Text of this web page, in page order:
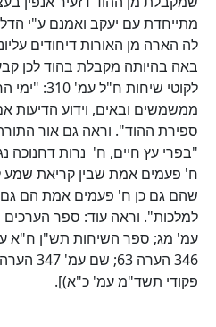
מתייחדת עם יעקב ואמנם ע"י
לה הארה מן האורות דיחודים
באה בהיותה מקבלת בהוד לכן
לקוטי
ממשמשים ובאים, וידוע הדיעות
ספירת ההוד". וראה גם אור
"בפרי עץ חיים, ח' נרות דחנוכה
ח' פעמים אמת שבין קריאת שמע
שהם גם כן ח' פעמים אמת הם גם
למלכות". וראה עוד: ספר
פקודי תשד"מ עמ' כ"א)].